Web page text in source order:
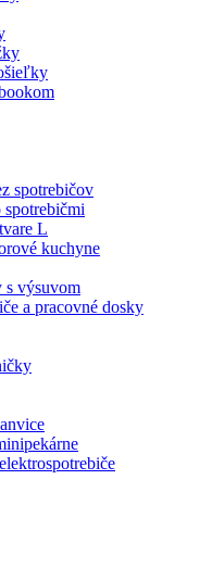
spotrebičov
L
kuchyne
s výsuvom
a pracovné dosky